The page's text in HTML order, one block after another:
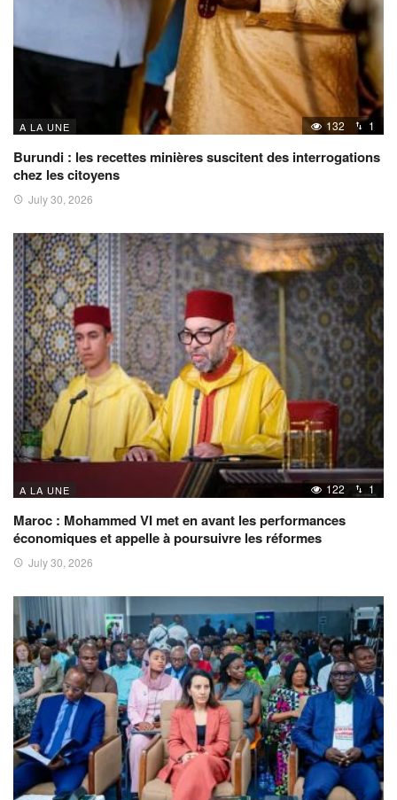
A LA UNE 132 1
Burundi : les recettes minières suscitent des interrogations
chez les citoyens
July 30, 2026
A LA UNE 122 1
Maroc : Mohammed VI met en avant les performances
économiques et appelle à poursuivre les réformes
July 30, 2026